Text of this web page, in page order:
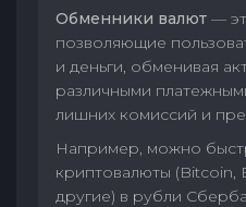
Обменники валют —
позволяющие
и деньги, обменивая
различными
лишних комиссий и
Например, можно
криптовалюты (Bitcoin,
другие) в рубли